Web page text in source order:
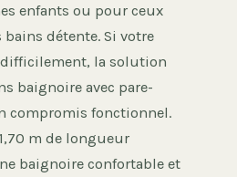
enfants ou pour ceux
détente. Si votre
la solution
baignoire avec pare-
compromis fonctionnel.
m de longueur
baignoire confortable et